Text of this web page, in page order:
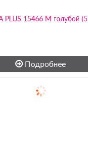
PLUS 15466 M голубой
Подробнее